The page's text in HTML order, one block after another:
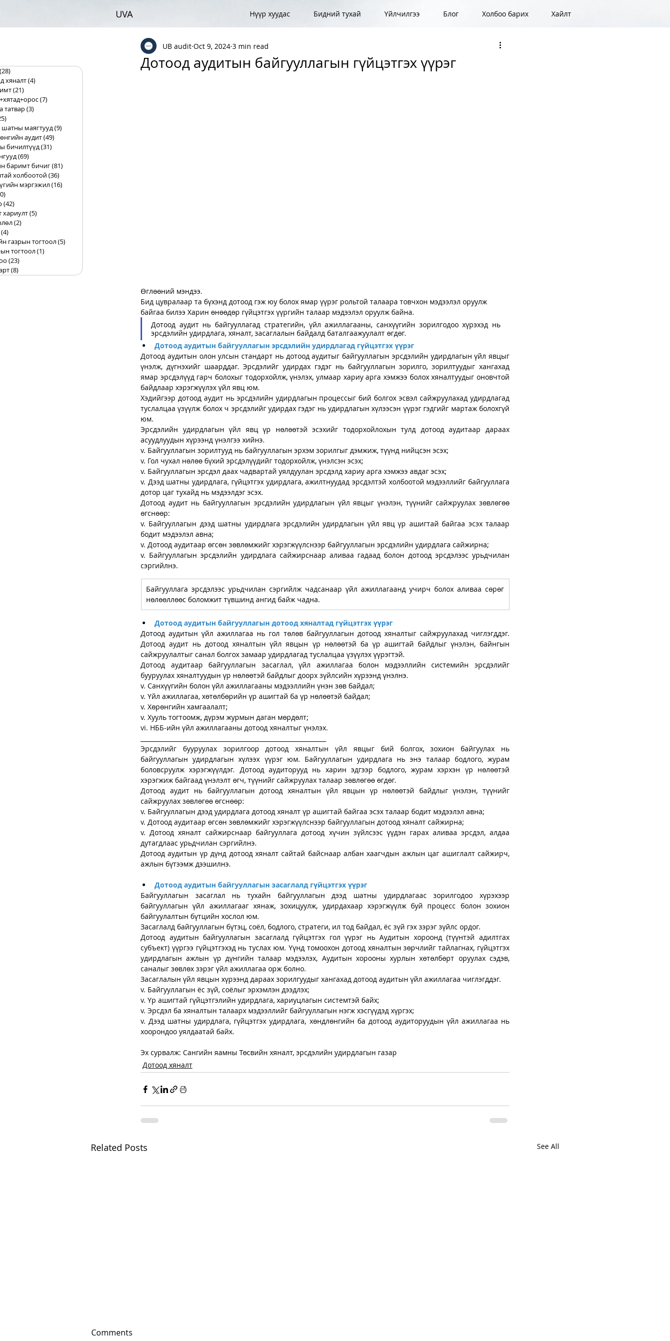
UVA Нүүр хуудас Бидний тухай Үйлчилгээ Блог Холбоо барих Хайлт
(28)
хяналт(4)
(21)
(7)
татвар(3)
шатны маягтууд(9)
аудит(49)
бичилтүүд(31)
(69)
баримт бичиг(81)
холбоотой(36)
мэргэжил(16)
(42)
хариулт(5)
(2)
(4)
газрын тогтоол(5)
тогтоол(1)
(23)
(8)
Дотоод аудитын байгууллагын гүйцэтгэх үүрэг
UB audit Oct 9, 2024 3 min read
Өглөөний мэндээ.
Бид цувралаар та бүхэнд дотоод гэж юу болох ямар үүрэг рольтой талаара товчхон мэдээлэл оруулж
байгаа билээ Харин өнөөдөр гүйцэтгэх үүргийн талаар мэдээлэл оруулж байна.
Дотоод аудит нь байгууллагад стратегийн, үйл ажиллагааны, санхүүгийн зорилгодоо хүрэхэд нь
эрсдэлийн удирдлага, хяналт, засаглалын байдалд баталгаажуулалт өгдөг.
Дотоод аудитын байгууллагын эрсдэлийн удирдлагад гүйцэтгэх үүрэг
Дотоод аудитын олон улсын стандарт нь дотоод аудитыг байгууллагын эрсдэлийн удирдлагын үйл явцыг
үнэлж, дүгнэхийг шаарддаг. Эрсдэлийг удирдах гэдэг нь байгууллагын зорилго, зорилтуудыг хангахад
ямар эрсдэлүүд гарч болохыг тодорхойлж, үнэлэх, улмаар хариу арга хэмжээ болох хяналтуудыг оновчтой
байдлаар хэрэгжүүлэх үйл явц юм.
Хэдийгээр дотоод аудит нь эрсдэлийн удирдлагын процессыг бий болгох эсвэл сайжруулахад удирдлагад
туслалцаа үзүүлж болох ч эрсдэлийг удирдах гэдэг нь удирдлагын хүлээсэн үүрэг гэдгийг мартаж болохгүй
юм.
Эрсдэлийн удирдлагын үйл явц үр нөлөөтэй эсэхийг тодорхойлохын тулд дотоод аудитаар дараах
асуудлуудын хүрээнд үнэлгээ хийнэ.
v. Байгууллагын зорилтууд нь байгууллагын эрхэм зорилгыг дэмжиж, түүнд нийцсэн эсэх;
v. Гол чухал нөлөө бүхий эрсдэлүүдийг тодорхойлж, үнэлсэн эсэх;
v. Байгууллагын эрсдэл даах чадвартай уялдуулан эрсдэлд хариу арга хэмжээ авдаг эсэх;
v. Дээд шатны удирдлага, гүйцэтгэх удирдлага, ажилтнуудад эрсдэлтэй холбоотой мэдээллийг байгууллага
дотор цаг тухайд нь мэдээлдэг эсэх.
Дотоод аудит нь байгууллагын эрсдэлийн удирдлагын үйл явцыг үнэлэн, түүнийг сайжруулах зөвлөгөө
өгснөөр:
v. Байгууллагын дээд шатны удирдлага эрсдэлийн удирдлагын үйл явц үр ашигтай байгаа эсэх талаар
бодит мэдээлэл авна;
v. Дотоод аудитаар өгсөн зөвлөмжийг хэрэгжүүлснээр байгууллагын эрсдэлийн удирдлага сайжирна;
v. Байгууллагын эрсдэлийн удирдлага сайжирснаар аливаа гадаад болон дотоод эрсдэлээс урьдчилан
сэргийлнэ.
Байгууллага эрсдэлээс урьдчилан сэргийлж чадсанаар үйл ажиллагаанд учирч болох аливаа сөрөг
нөлөөллөөс боломжит түвшинд ангид байж чадна.
Дотоод аудитын байгууллагын дотоод хяналтад гүйцэтгэх үүрэг
Дотоод аудитын үйл ажиллагаа нь гол төлөв байгууллагын дотоод хяналтыг сайжруулахад чиглэгддэг.
Дотоод аудит нь дотоод хяналтын үйл явцын үр нөлөөтэй ба үр ашигтай байдлыг үнэлэн, байнгын
сайжруулалтыг санал болгох замаар удирдлагад туслалцаа үзүүлэх үүрэгтэй.
Дотоод аудитаар байгууллагын засаглал, үйл ажиллагаа болон мэдээллийн системийн эрсдэлийг
бууруулах хяналтуудын үр нөлөөтэй байдлыг доорх зүйлсийн хүрээнд үнэлнэ.
v. Санхүүгийн болон үйл ажиллагааны мэдээллийн үнэн зөв байдал;
v. Үйл ажиллагаа, хөтөлбөрийн үр ашигтай ба үр нөлөөтэй байдал;
v. Хөрөнгийн хамгаалалт;
v. Хууль тогтоомж, дүрэм журмын даган мөрдөлт;
vi. НББ-ийн үйл ажиллагааны дотоод хяналтыг үнэлэх.
Эрсдэлийг бууруулах зорилгоор дотоод хяналтын үйл явцыг бий болгох, зохион байгуулах нь
байгууллагын удирдлагын хүлээх үүрэг юм. Байгууллагын удирдлага нь энэ талаар бодлого, журам
боловсруулж хэрэгжүүлдэг. Дотоод аудиторууд нь харин эдгээр бодлого, журам хэрхэн үр нөлөөтэй
хэрэгжиж байгаад үнэлэлт өгч, түүнийг сайжруулах талаар зөвлөгөө өгдөг.
Дотоод аудит нь байгууллагын дотоод хяналтын үйл явцын үр нөлөөтэй байдлыг үнэлэн, түүнийг
сайжруулах зөвлөгөө өгснөөр:
v. Байгууллагын дээд удирдлага дотоод хяналт үр ашигтай байгаа эсэх талаар бодит мэдээлэл авна;
v. Дотоод аудитаар өгсөн зөвлөмжийг хэрэгжүүлснээр байгууллагын дотоод хяналт сайжирна;
v. Дотоод хяналт сайжирснаар байгууллага дотоод хүчин зүйлсээс үүдэн гарах аливаа эрсдэл, алдаа
дутагдлаас урьдчилан сэргийлнэ.
Дотоод аудитын үр дүнд дотоод хяналт сайтай байснаар албан хаагчдын ажлын цаг ашиглалт сайжирч,
ажлын бүтээмж дээшилнэ.
Дотоод аудитын байгууллагын засаглалд гүйцэтгэх үүрэг
Байгууллагын засаглал нь тухайн байгууллагын дээд шатны удирдлагаас зорилгодоо хүрэхээр
байгууллагын үйл ажиллагааг хянаж, зохицуулж, удирдахаар хэрэгжүүлж буй процесс болон зохион
байгуулалтын бүтцийн хослол юм.
Засаглалд байгууллагын бүтэц, соёл, бодлого, стратеги, ил тод байдал, ёс зүй гэх зэрэг зүйлс ордог.
Дотоод аудитын байгууллагын засаглалд гүйцэтгэх гол үүрэг нь Аудитын хороонд (түүнтэй адилтгах
субъект) үүргээ гүйцэтгэхэд нь туслах юм. Үүнд томоохон дотоод хяналтын зөрчлийг тайлагнах, гүйцэтгэх
удирдлагын ажлын үр дүнгийн талаар мэдээлэх, Аудитын хорооны хурлын хөтөлбөрт оруулах сэдэв,
саналыг зөвлөх зэрэг үйл ажиллагаа орж болно.
Засаглалын үйл явцын хүрээнд дараах зорилгуудыг хангахад дотоод аудитын үйл ажиллагаа чиглэгддэг.
v. Байгууллагын ёс зүй, соёлыг эрхэмлэн дээдлэх;
v. Үр ашигтай гүйцэтгэлийн удирдлага, хариуцлагын системтэй байх;
v. Эрсдэл ба хяналтын талаарх мэдээллийг байгууллагын нэгж хэсгүүдэд хүргэх;
v. Дээд шатны удирдлага, гүйцэтгэх удирдлага, хөндлөнгийн ба дотоод аудиторуудын үйл ажиллагаа нь
хоорондоо уялдаатай байх.
Эх сурвалж: Сангийн яамны Төсвийн хяналт, эрсдэлийн удирдлагын газар
Дотоод хяналт
Related Posts See All
Comments